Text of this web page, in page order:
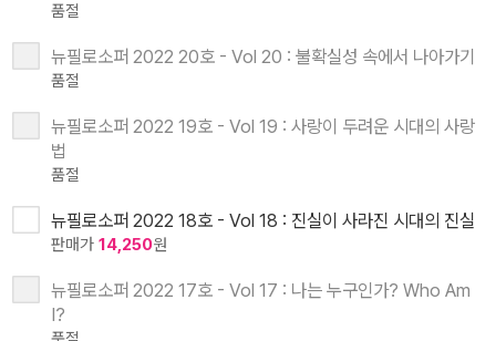
품절
뉴필로소퍼 2022 20호 - Vol 20 : 불확실성 속에서 나아가기
품절
뉴필로소퍼 2022 19호 - Vol 19 : 사랑이 두려운 시대의 사랑
법
품절
뉴필로소퍼 2022 18호 - Vol 18 : 진실이 사라진 시대의 진실
판매가 14,250원
뉴필로소퍼 2022 17호 - Vol 17 : 나는 누구인가? Who Am
I?